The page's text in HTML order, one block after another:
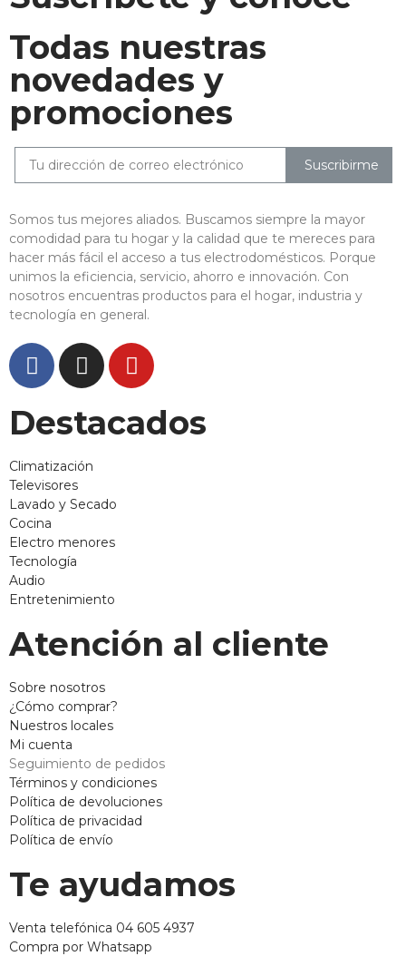
Todas nuestras
novedades y
promociones
Suscribirme
Somos tus mejores aliados. Buscamos siempre la mayor
comodidad para tu hogar y la calidad que te mereces para
hacer más fácil el acceso a tus electrodomésticos. Porque
unimos la eficiencia, servicio, ahorro e innovación. Con
nosotros encuentras productos para el hogar, industria y
tecnología en general.
Destacados
Climatización
Televisores
Lavado y Secado
Cocina
Electro menores
Tecnología
Audio
Entretenimiento
Atención al cliente
Sobre nosotros
¿Cómo comprar?
Nuestros locales
Mi cuenta
Seguimiento de pedidos
Términos y condiciones
Política de devoluciones
Política de privacidad
Política de envío
Te ayudamos
Venta telefónica 04 605 4937
Compra por Whatsapp